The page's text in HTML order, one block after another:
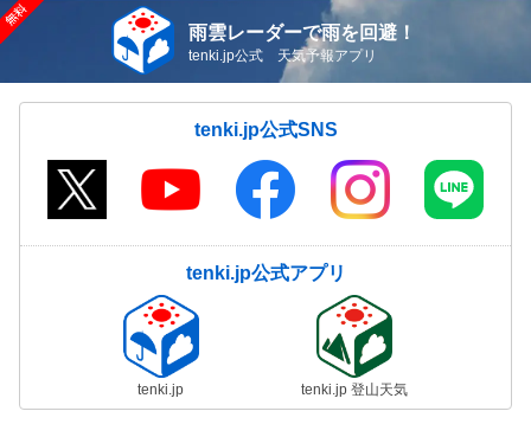
雨雲レーダーで雨を回避！
tenki.jp公式 天気予報アプリ
tenki.jp公式SNS
tenki.jp公式アプリ
tenki.jp tenki.jp 登山天気